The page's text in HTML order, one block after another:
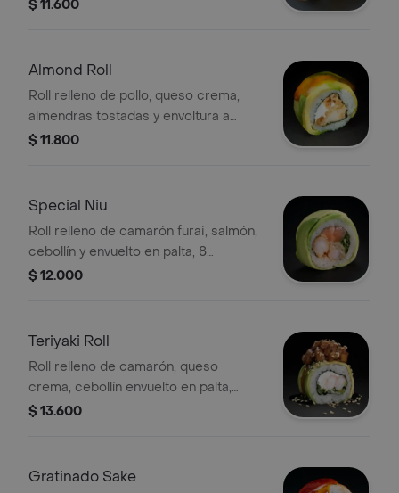
$ 11.600
Almond Roll
Roll relleno de pollo, queso crema,
almendras tostadas y envoltura a
elegir, 8 porciones.
$ 11.800
Special Niu
Roll relleno de camarón furai, salmón,
cebollín y envuelto en palta, 8
porciones.
$ 12.000
Teriyaki Roll
Roll relleno de camarón, queso
crema, cebollín envuelto en palta,
cubierto con cubos de pollo teriyaki y
$ 13.600
Gratinado Sake